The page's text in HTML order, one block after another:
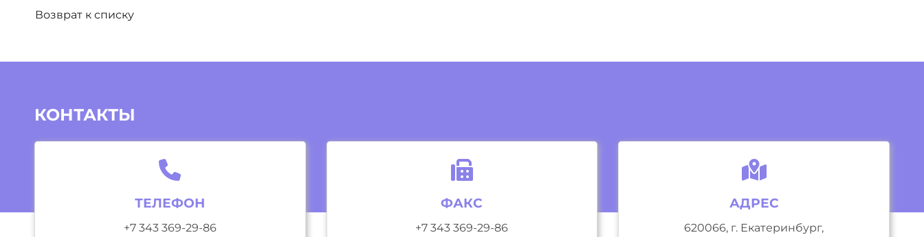
Возврат к списку
КОНТАКТЫ
ТЕЛЕФОН
+7 343 369-29-86
ФАКС
+7 343 369-29-86
АДРЕС
620066, г. Екатеринбург,